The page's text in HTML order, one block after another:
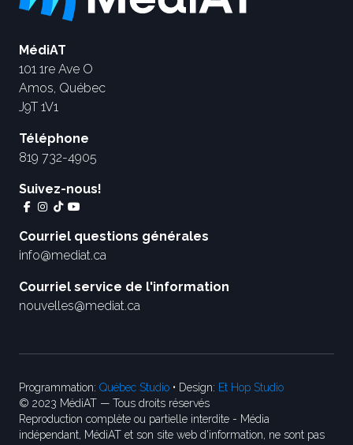
MédiAT
101 1re Ave O
Amos, Québec
J9T 1V1
Téléphone
819 732-4905
Suivez-nous!
Courriel questions générales
info@mediat.ca
Courriel service de l'information
nouvelles@mediat.ca
Programmation: Québec Studio • Design: Et Hop Studio
© 2023 MédiAT — Tous droits réservés
Reproduction complète ou partielle interdite - Média
indépendant, MédiAT et son site web d'information, ne sont pas